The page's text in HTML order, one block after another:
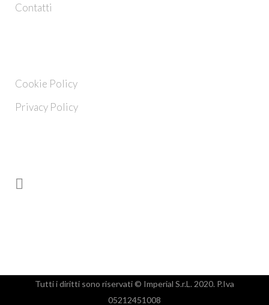
Contatti
Cookie Policy
Privacy Policy
Tutti i diritti sono riservati© Imperial S.r.L. 2020. P.Iva
05212451008